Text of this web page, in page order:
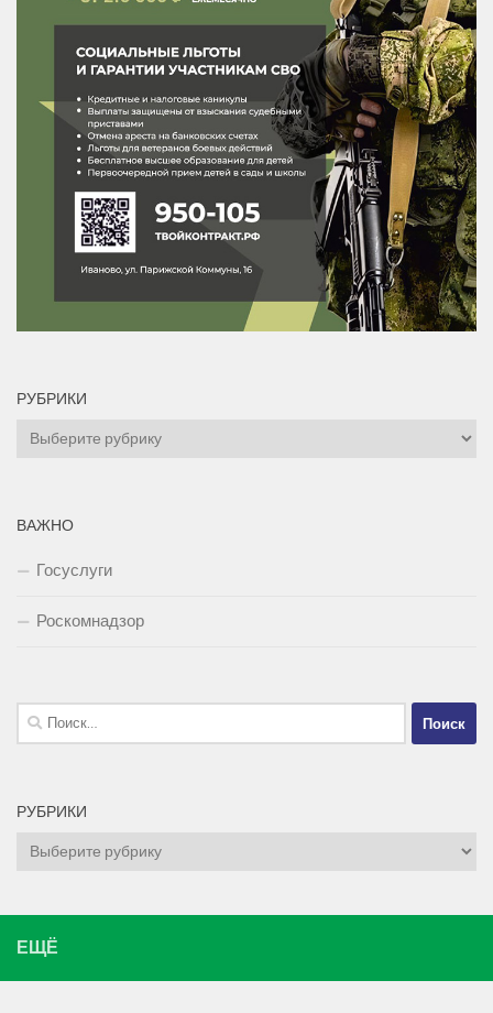
РУБРИКИ
Рубрики
ВАЖНО
Госуслуги
Роскомнадзор
Найти:
РУБРИКИ
Рубрики
ЕЩЁ